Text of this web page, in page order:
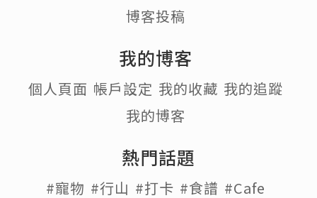
博客投稿
我的博客
個人頁面 帳戶設定 我的收藏 我的追蹤
我的博客
熱門話題
#寵物 #行山 #打卡 #食譜 #Cafe